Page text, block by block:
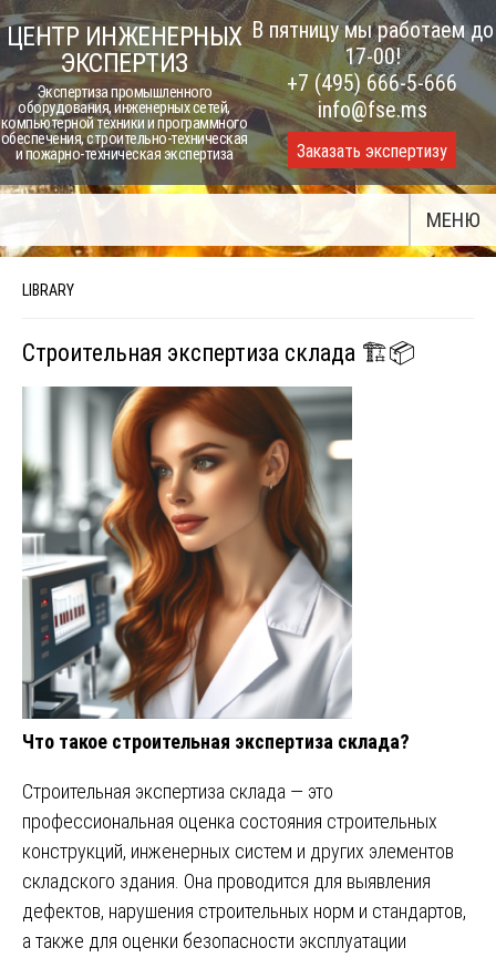
Skip
to
content
ЦЕНТР ИНЖЕНЕРНЫХ
ЭКСПЕРТИЗ
Экспертиза промышленного
оборудования, инженерных сетей,
компьютерной техники и программного
обеспечения, строительно-техническая
и пожарно-техническая экспертиза
В пятницу мы работаем до
17-00!
+7 (495) 666-5-666
info@fse.ms
Заказать экспертизу
МЕНЮ
LIBRARY
Строительная экспертиза склада 🏗️📦
Что такое строительная экспертиза склада?
Строительная экспертиза склада — это
профессиональная оценка состояния строительных
конструкций, инженерных систем и других элементов
складского здания. Она проводится для выявления
дефектов, нарушения строительных норм и стандартов,
а также для оценки безопасности эксплуатации